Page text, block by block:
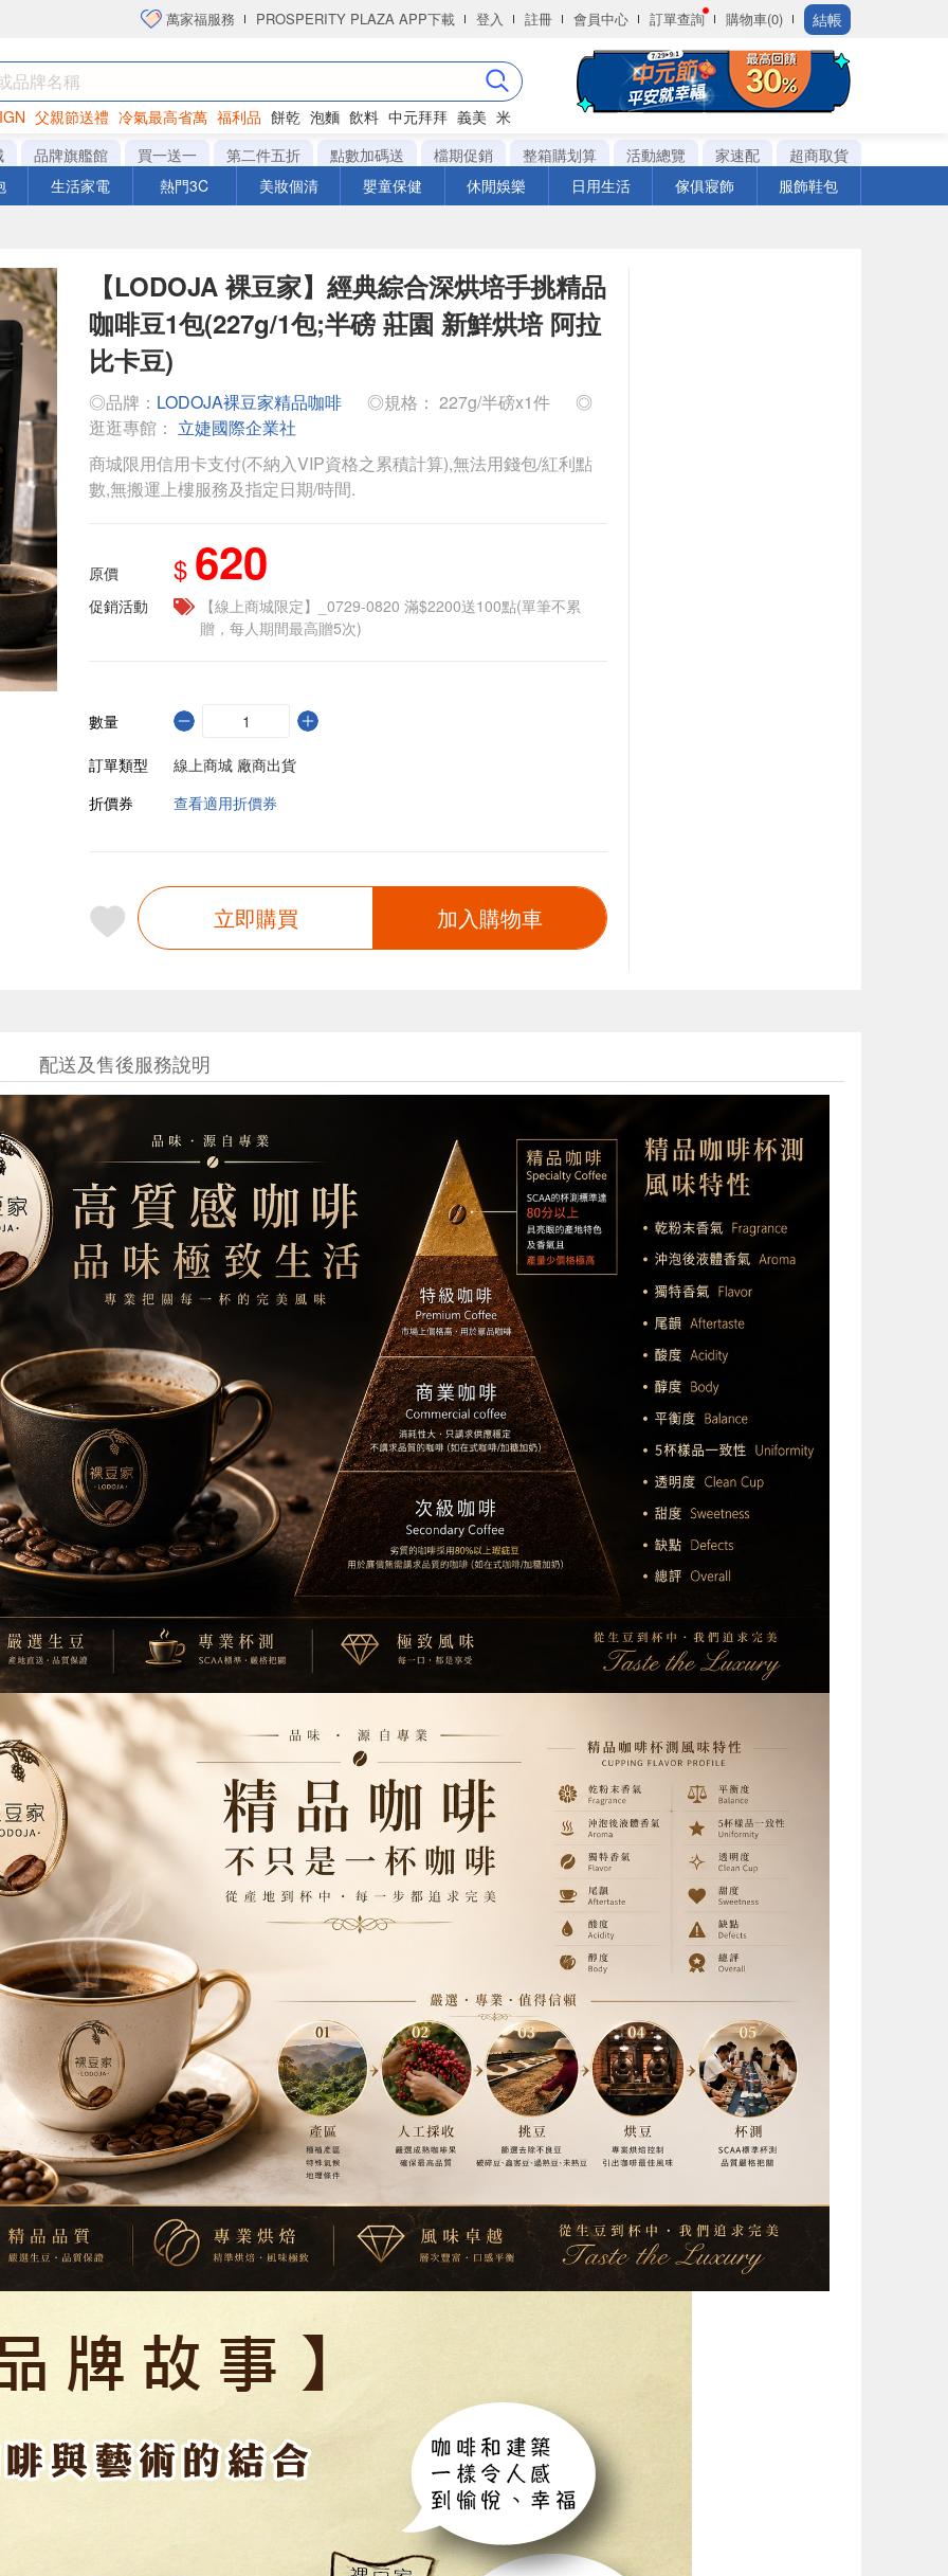
萬家福服務 PROSPERITY PLAZA APP下載 登入 註冊 會員中心 訂單查詢 購物車(0) 結帳
父親節送禮 冷氣最高省萬 福利品 餅乾 泡麵 飲料 中元拜拜 義美 米
洋芋片
品牌旗艦館 買一送一 第二件五折 點數加碼送 檔期促銷 整箱購划算 活動總覽 家速配
超商取貨
生活家電 熱門3C 美妝個清 嬰童保健 休閒娛樂 日用生活 傢俱寢飾 服飾鞋包
【LODOJA 裸豆家】經典綜合深烘培手挑精品
咖啡豆1包(227g/1包;半磅 莊園 新鮮烘培 阿拉
比卡豆)
◎品牌： LODOJA裸豆家精品咖啡 ◎規格： 227g/半磅x1件
◎
逛逛專館： 立婕國際企業社
商城限用信用卡支付(不納入VIP資格之累積計算),無法用錢包/紅利點
數,無搬運上樓服務及指定日期/時間.
原價 $ 620
促銷活動
【線上商城限定】_0729-0820 滿$2200送100點(單筆不累
贈，每人期間最高贈5次)
數量
訂單類型
線上商城 廠商出貨
折價券
查看適用折價券
立即購買 加入購物車
配送及售後服務說明